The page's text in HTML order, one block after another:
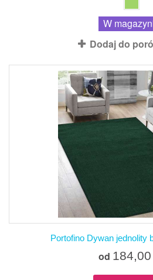
W
Dodaj do
Portofino Dywan jednolity
od 184,00